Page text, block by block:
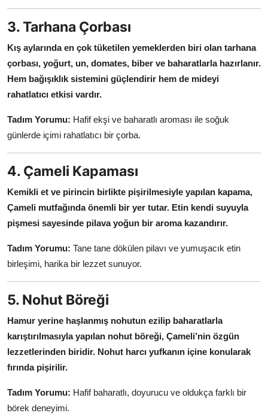
3. Tarhana Çorbası
Kış aylarında en çok tüketilen yemeklerden biri olan tarhana
çorbası, yoğurt, un, domates, biber ve baharatlarla hazırlanır.
Hem bağışıklık sistemini güçlendirir hem de mideyi
rahatlatıcı etkisi vardır.
Tadım Yorumu: Hafif ekşi ve baharatlı aroması ile soğuk
günlerde içimi rahatlatıcı bir çorba.
4. Çameli Kapaması
Kemikli et ve pirincin birlikte pişirilmesiyle yapılan kapama,
Çameli mutfağında önemli bir yer tutar. Etin kendi suyuyla
pişmesi sayesinde pilava yoğun bir aroma kazandırır.
Tadım Yorumu: Tane tane dökülen pilavı ve yumuşacık etin
birleşimi, harika bir lezzet sunuyor.
5. Nohut Böreği
Hamur yerine haşlanmış nohutun ezilip baharatlarla
karıştırılmasıyla yapılan nohut böreği, Çameli’nin özgün
lezzetlerinden biridir. Nohut harcı yufkanın içine konularak
fırında pişirilir.
Tadım Yorumu: Hafif baharatlı, doyurucu ve oldukça farklı bir
börek deneyimi.